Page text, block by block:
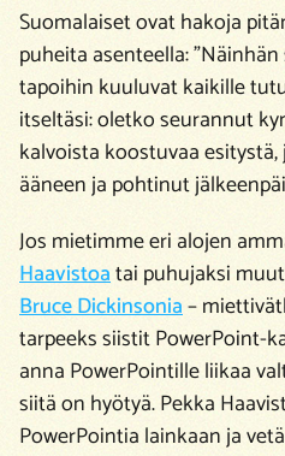
Suomalaiset ovat hakoja
puheita asenteella:
tapoihin kuuluvat kaikille
itseltäsi: oletko seurannut
kalvoista koostuvaa
ääneen ja pohtinut
Jos mietimme eri alojen
Haavistoatai puhujaksi
Bruce Dickinsonia–
tarpeeks siistit PowerPoint-
anna PowerPointille liikaa
siitä on hyötyä. Pekka
PowerPointia lainkaan ja